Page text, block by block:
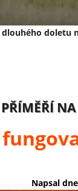
dlouhého
NA
Napsal